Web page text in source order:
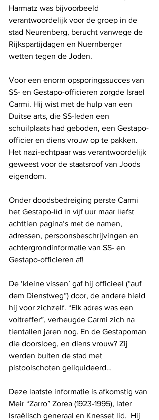
Harmatz was bijvoorbeeld
verantwoordelijk voor de groep in de
stad Neurenberg, berucht vanwege de
Rijkspartijdagen en Nuernberger
wetten tegen de Joden.
Voor een enorm opsporingssucces van
SS- en Gestapo-officieren zorgde Israel
Carmi. Hij wist met de hulp van een
Duitse arts, die SS-leden een
schuilplaats had geboden, een Gestapo-
officier en diens vrouw op te pakken.
Het nazi-echtpaar was verantwoordelijk
geweest voor de staatsroof van Joods
eigendom.
Onder doodsbedreiging perste Carmi
het Gestapo-lid in vijf uur maar liefst
achttien pagina’s met de namen,
adressen, persoonsbeschrijvingen en
achtergrondinformatie van SS- en
Gestapo-officieren af!
De ‘kleine vissen’ gaf hij officieel (“auf
dem Dienstweg”) door, de andere hield
hij voor zichzelf. “Elk adres was een
voltreffer”, verheugde Carmi zich na
tientallen jaren nog. En de Gestapoman
die doorsloeg, en diens vrouw? Zij
werden buiten de stad met
pistoolschoten geliquideerd…
Deze laatste informatie is afkomstig van
Meir “Zarro” Zorea (1923-1995), later
Israëlisch generaal en Knesset lid.  Hij